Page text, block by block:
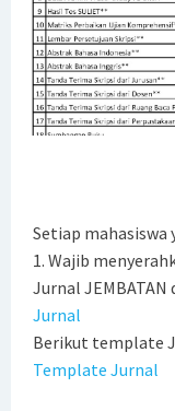
Mengajukan
FAKULTAS
MANAGEMENT,
Setiap mahasiswa
1. Wajib
Jurnal
Jurnal
Berikut template
Template Jurnal